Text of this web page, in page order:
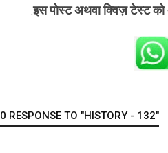
.इस पोस्ट अथवा क्विज़ टेस्ट
0 RESPONSE TO "HISTORY - 132"